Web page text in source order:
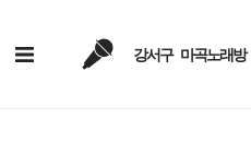
강서구 마곡노래